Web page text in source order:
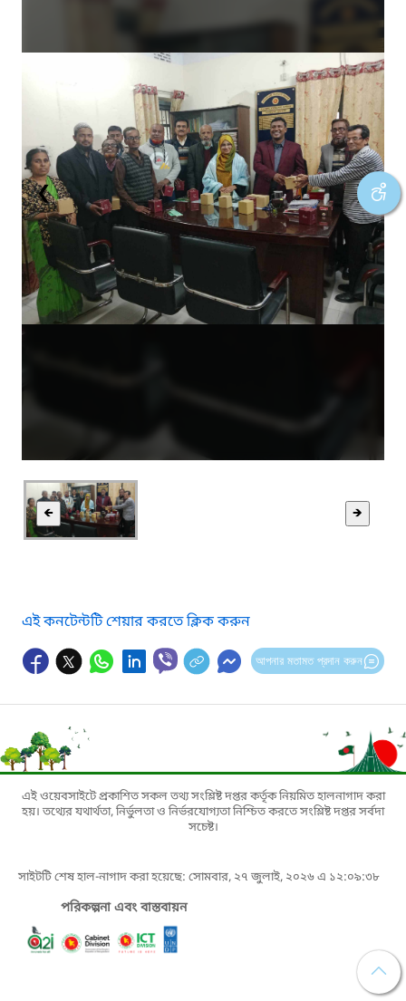
❮ ❯
🡸 🡺
এই কনটেন্টটি শেয়ার করতে ক্লিক করুন
আপনার মতামত প্রদান করুন
এই ওয়েবসাইটে প্রকাশিত সকল তথ্য সংশ্লিষ্ট দপ্তর কর্তৃক নিয়মিত হালনাগাদ করা
হয়। তথ্যের যথার্থতা, নির্ভুলতা ও নির্ভরযোগ্যতা নিশ্চিত করতে সংশ্লিষ্ট দপ্তর সর্বদা
সচেষ্ট।
সাইটটি শেষ হাল-নাগাদ করা হয়েছে: সোমবার, ২৭ জুলাই, ২০২৬ এ ১২:০৯:৩৮
পরিকল্পনা এবং বাস্তবায়ন